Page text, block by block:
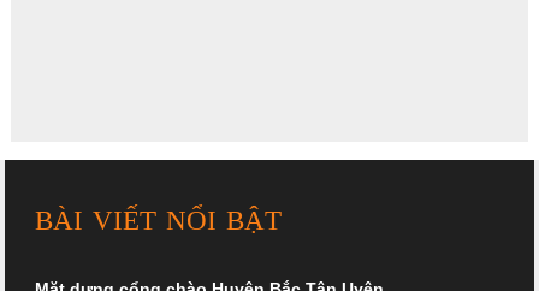
BÀI VIẾT NỔI BẬT